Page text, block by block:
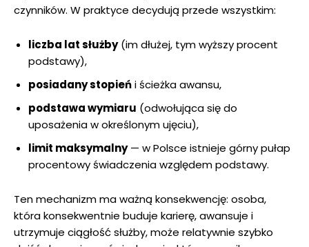
czynników. W praktyce decydują przede wszystkim:
liczba lat służby(im dłużej, tym wyższy procent
podstawy),
posiadany stopieńi ścieżka awansu,
podstawa wymiaru (odwołująca się do
uposażenia w określonym ujęciu),
limit maksymalny— w Polsce istnieje górny pułap
procentowy świadczenia względem podstawy.
Ten mechanizm ma ważną konsekwencję: osoba,
która konsekwentnie buduje karierę, awansuje i
utrzymuje ciągłość służby, może relatywnie szybko